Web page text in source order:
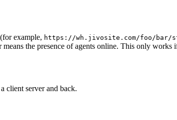
example, https://wh.jivosite.com/foo/bar/
means the presence of agents online. This only works
client server and back.